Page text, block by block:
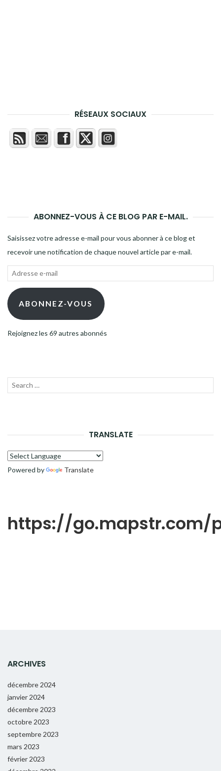
RÉSEAUX SOCIAUX
ABONNEZ-VOUS À CE BLOG PAR E-MAIL.
Saisissez votre adresse e-mail pour vous abonner à ce blog et
recevoir une notification de chaque nouvel article par e-mail.
Adresse
mail ABONNEZ-VOUS
Rejoignez les 69 autres abonnés
Recherche
TRANSLATE
Powered by Translate
https://go.mapstr.com/
ARCHIVES
décembre 2024
janvier 2024
décembre 2023
octobre 2023
septembre 2023
mars 2023
février 2023